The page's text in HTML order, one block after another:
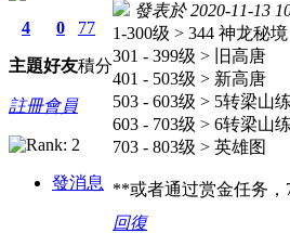
4
主題
0
好友
77
積分
註冊會員
發消息
發表於 2020-11-13
1-300级 > 344 神龙秘境
301 - 399级 > 旧高唐
401 - 503级 > 新高唐
503 - 603级 > 5转梁山
603 - 703级 > 6转梁山
703 - 803级 > 英雄图
**或者通过赏金任务
回復